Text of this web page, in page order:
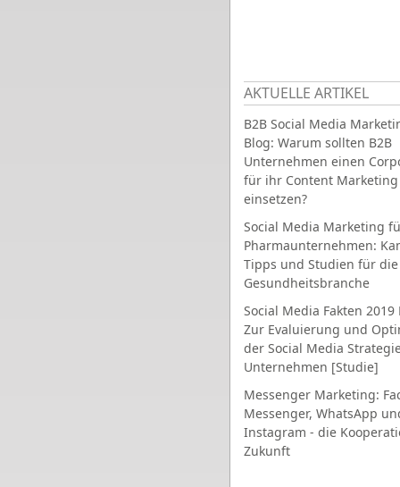
AKTUELLE ARTIKEL
B2B Social Media
Blog: Warum sollten B2B
Unternehmen einen
für ihr Content Marketing
einsetzen?
Social Media Marketing
Pharmaunternehmen:
Tipps und Studien für die
Gesundheitsbranche
Social Media Fakten 2019
Zur Evaluierung und
der Social Media
Unternehmen [Studie]
Messenger Marketing:
Messenger, WhatsApp
Instagram - die
Zukunft